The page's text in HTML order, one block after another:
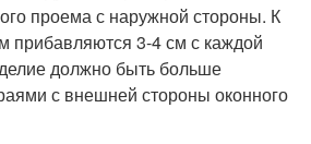
проема с наружной стороны. К
прибавляются 3-4 см с каждой
должно быть больше
с внешней стороны оконного